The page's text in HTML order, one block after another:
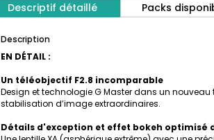
Descriptif détaillé Packs
Description
EN DÉTAIL :
Un téléobjectif F2.8 incomparable
Design et technologie G Master dans un
stabilisation d’image extraordinaires.
Détails d'exception et effet bokeh optimisé